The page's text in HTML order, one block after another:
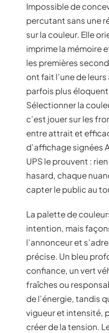
Impossible de
percutant sans une
sur la couleur. Elle
imprime la mémoire
les premières
ont fait l’une de
parfois plus
Sélectionner la
c’est jouer sur les
entre attrait et
d’affichage signées
UPS le prouvent :
hasard, chaque
capter le public au
La palette de
intention, mais
l’annonceur et
précise. Un bleu
confiance, un vert
fraîches ou
de l’énergie, tandis
vigueur et intensité,
créer de la tension.